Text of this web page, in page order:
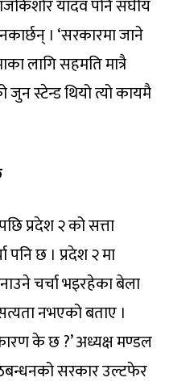
यादव पनि संघीय
। ‘सरकारमा जाने
लागि सहमति मात्रै
जुन स्टेन्ड थियो त्यो कायमै
प्रदेश २ को सत्ता
छ । प्रदेश २ मा
चर्चा भइरहेका बेला
नभएको बताए ।
के छ ?’ अध्यक्ष मण्डल
सरकार उल्टफेर